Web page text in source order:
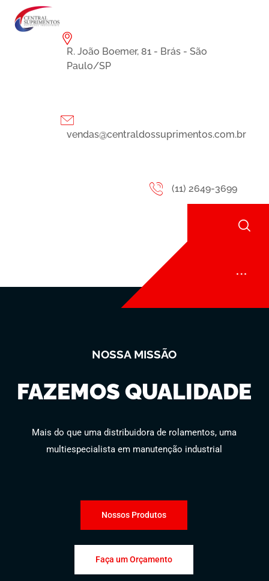
R. João Boemer, 81 - Brás - São
Paulo/SP
vendas@centraldossuprimentos.com.br
(11) 2649-3699
FAZEMOS QUALIDADE
NOSSA MISSÃO
Mais do que uma distribuidora de rolamentos, uma
multiespecialista em manutenção industrial
Nossos Produtos
Faça um Orçamento